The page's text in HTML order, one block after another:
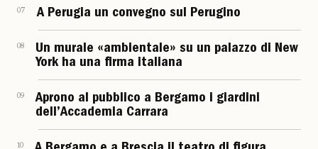
07 A Perugia un convegno sul Perugino
08
Un murale «ambientale» su un palazzo di New
York ha una firma italiana
09
Aprono al pubblico a Bergamo i giardini
dell’Accademia Carrara
10